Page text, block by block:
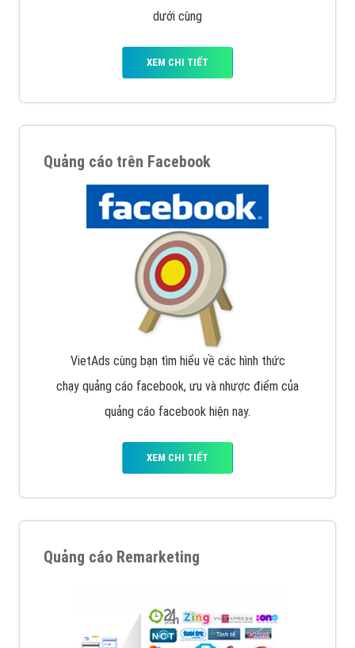
dưới cùng
XEM CHI TIẾT
Quảng cáo trên Facebook
VietAds cùng bạn tìm hiểu về các hình thức
chạy quảng cáo facebook, ưu và nhược điểm của
quảng cáo facebook hiện nay.
XEM CHI TIẾT
Quảng cáo Remarketing